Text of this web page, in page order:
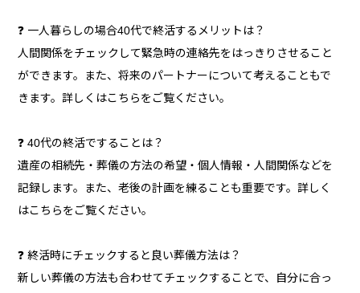
❓ 一人暮らしの場合40代で終活するメリットは？
人間関係をチェックして緊急時の連絡先をはっきりさせること
ができます。また、将来のパートナーについて考えることもで
きます。詳しくはこちらをご覧ください。
❓ 40代の終活ですることは？
遺産の相続先・葬儀の方法の希望・個人情報・人間関係などを
記録します。また、老後の計画を練ることも重要です。詳しく
はこちらをご覧ください。
❓ 終活時にチェックすると良い葬儀方法は？
新しい葬儀の方法も合わせてチェックすることで、自分に合っ